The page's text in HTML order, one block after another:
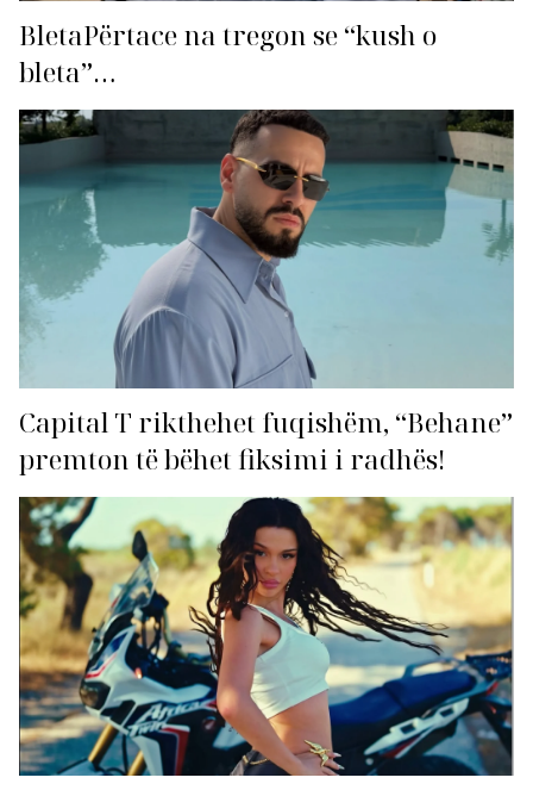
BletaPërtace na tregon se “kush o
bleta”…
Capital T rikthehet fuqishëm, “Behane”
premton të bëhet fiksimi i radhës!